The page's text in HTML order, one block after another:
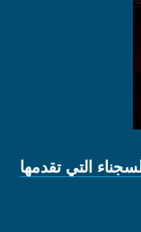
التي تقدمها